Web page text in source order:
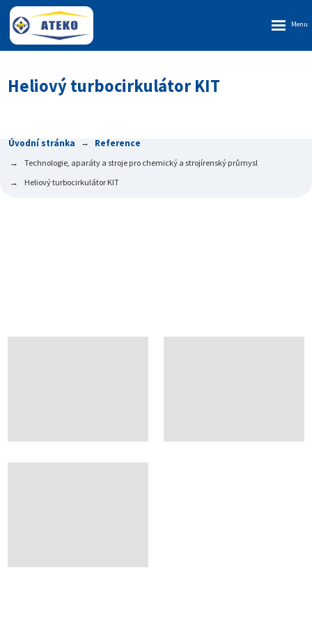
Heliový turbocirkulátor KIT
Úvodní stránka Reference
Technologie, aparáty a stroje pro chemický a strojírenský průmysl
Heliový turbocirkulátor KIT